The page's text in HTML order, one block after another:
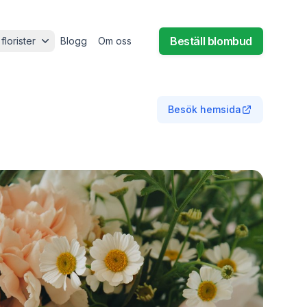
florister Blogg Om oss Beställ blombud
Besök hemsida